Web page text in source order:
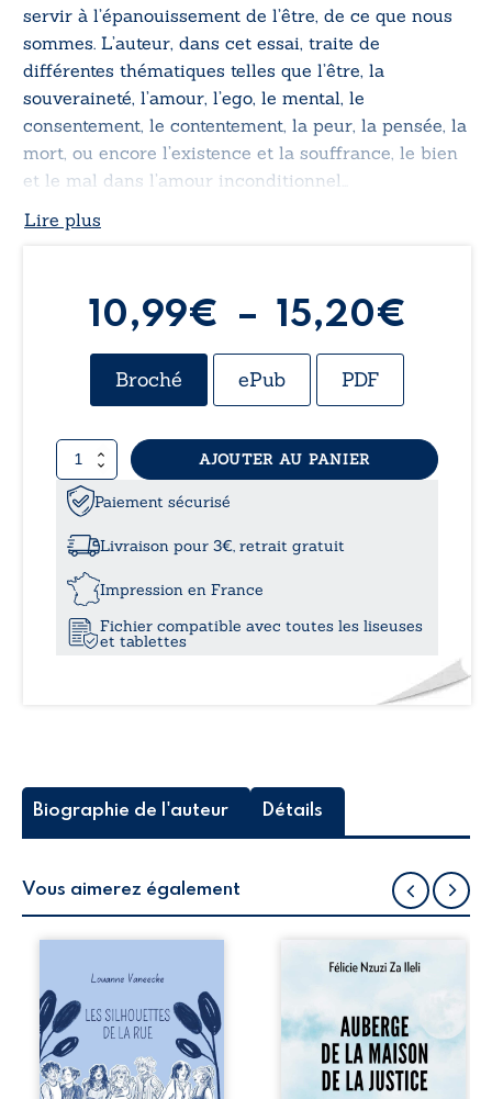
servir à l’épanouissement de l’être, de ce que nous
sommes. L’auteur, dans cet essai, traite de
différentes thématiques telles que l’être, la
souveraineté, l’amour, l’ego, le mental, le
consentement, le contentement, la peur, la pensée, la
mort, ou encore l’existence et la souffrance, le bien
et le mal dans l’amour inconditionnel…
Lire plus
10,99€ – 15,20€
Broché ePub PDF
quantité
de
Idées
questionnements
sur
l’Être,
l’art
de
vivre
AJOUTER AU PANIER
Paiement sécurisé
Livraison pour 3€, retrait gratuit
Impression en France
Fichier compatible avec toutes les liseuses
et tablettes
Biographie de l'auteur Détails
Vous aimerez également
la rue donne la
parole à six
personnages
ordinaires,
traversés par des
pensées, des
émotions et des
Auberge de la
récit-témoignage
consacré au
parcours
exemplaire de
Mbala Zi Nkuaku